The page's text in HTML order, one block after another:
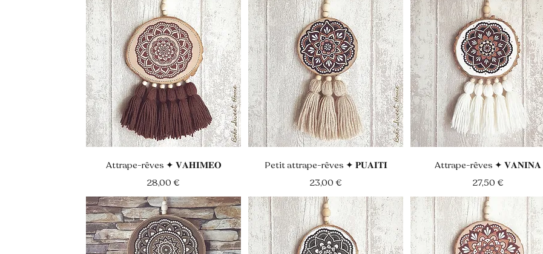
Aperçu rapide
Attrape-rêves ✦ 𝐕𝐀𝐇𝐈𝐌𝐄𝐎
Prix
28,00 €
Aperçu rapide
Petit attrape-rêves ✦ 𝐏𝐔𝐀𝐈𝐓𝐈
Prix
23,00 €
Aperçu rapide
Attrape-rêves ✦ 𝐕𝐀𝐍𝐈𝐍𝐀
Prix
27,50 €